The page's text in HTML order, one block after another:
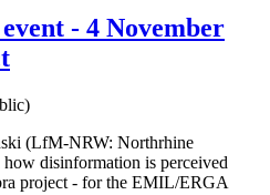
- 4 November
(LfM-NRW: Northrhine
disinformation is perceived
project - for the EMIL/ERGA